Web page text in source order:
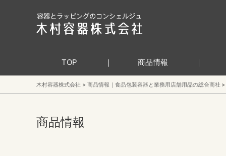
TOP 商品情報
木村容器株式会社 商品情報｜食品包装容器と業務用店舗用品の総合商社
商品情報